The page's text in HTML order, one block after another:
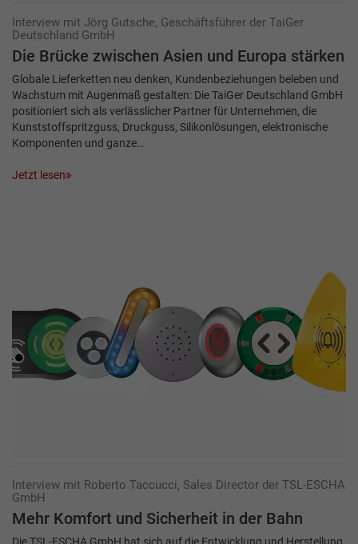
Interview mit Jörg Gutsche, Geschäftsführer der TaiGer
Deutschland GmbH
Die Brücke zwischen Asien und Europa stärken
Globale Lieferketten neu denken, Kundenbeziehungen beleben und
Wachstum mit Augenmaß gestalten: Die TaiGer Deutschland GmbH
positioniert sich als verlässlicher Partner für Unternehmen, die
Kunststoffspritzguss, Druckguss, ­Silikonlösungen, elektronische
Komponenten und ganze…
Jetzt lesen
Interview mit Roberto Taccucci, Sales Director der TSL-ESCHA
GmbH
Mehr Komfort und Sicherheit in der Bahn